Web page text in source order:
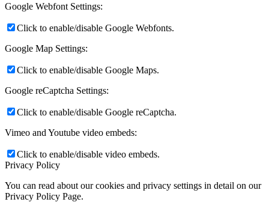
Google Webfont Settings:
Click to enable/disable Google Webfonts.
Google Map Settings:
Click to enable/disable Google Maps.
Google reCaptcha Settings:
Click to enable/disable Google reCaptcha.
Vimeo and Youtube video embeds:
Click to enable/disable video embeds.
Privacy Policy
You can read about our cookies and privacy settings in detail on our
Privacy Policy Page.